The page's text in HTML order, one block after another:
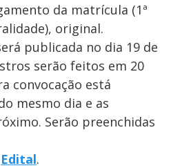
da matrícula (1ª
original.
publicada no dia 19 de
serão feitos em 20
convocação está
mesmo dia e as
Serão preenchidas
Edital.